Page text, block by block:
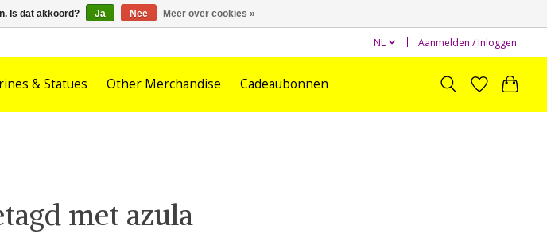
NL Aanmelden / Inloggen
& Statues Other Merchandise Cadeaubonnen
met azula
Is dat akkoord? Ja Nee Meer over cookies »